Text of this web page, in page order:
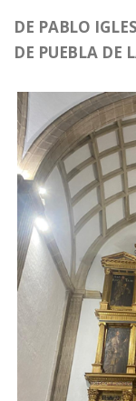
DE PABLO
DE PUEBLA DE